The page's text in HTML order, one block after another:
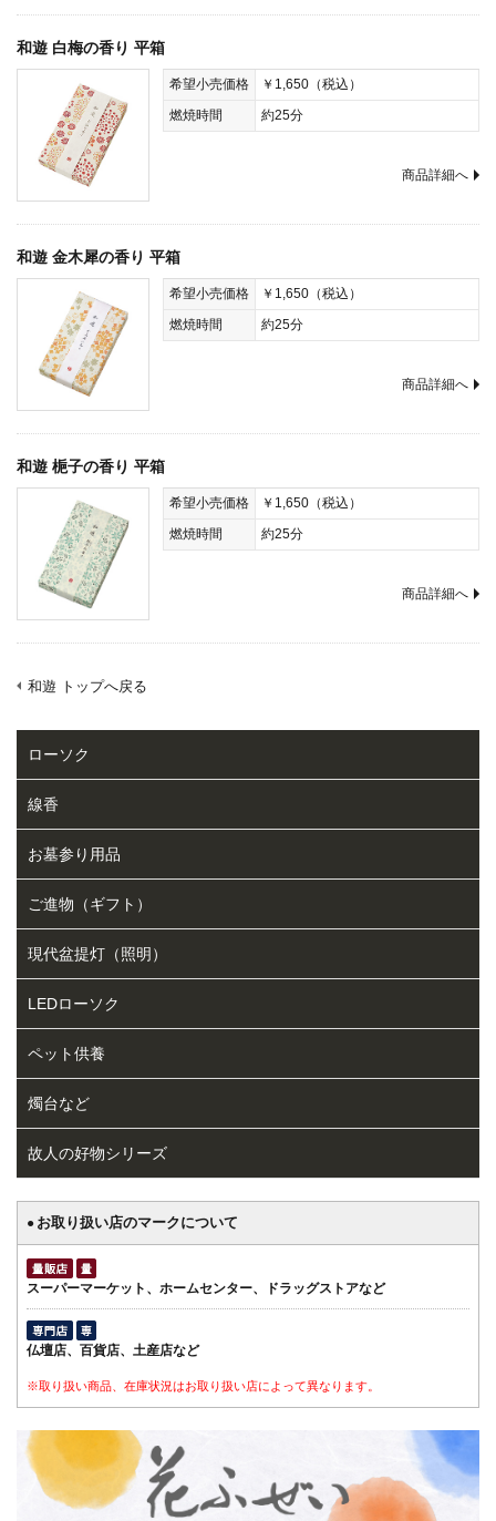
和遊 白梅の香り 平箱
希望小売価格
￥1,650（税込）
燃焼時間
約25分
商品詳細へ
和遊 金木犀の香り 平箱
希望小売価格
￥1,650（税込）
燃焼時間
約25分
商品詳細へ
和遊 梔子の香り 平箱
希望小売価格
￥1,650（税込）
燃焼時間
約25分
商品詳細へ
和遊 トップへ戻る
ローソク
線香
お墓参り用品
ご進物（ギフト）
現代盆提灯（照明）
LEDローソク
ペット供養
燭台など
故人の好物シリーズ
● お取り扱い店のマークについて
スーパーマーケット、ホームセンター、ドラッグストアなど
仏壇店、百貨店、土産店など
※取り扱い商品、在庫状況はお取り扱い店によって異なります。